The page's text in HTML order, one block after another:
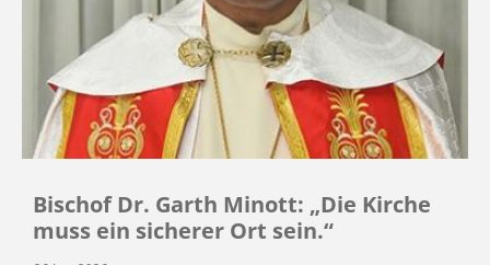
Bischof Dr. Garth Minott: „Die Kirche
muss ein sicherer Ort sein.“